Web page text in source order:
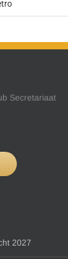
Secretariaat
2027